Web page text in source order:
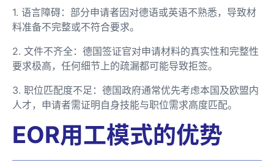
1. 语言障碍：部分申请者因对德语或英语不熟悉，导致材
料准备不完整或不符合要求。
2. 文件不齐全：德国签证官对申请材料的真实性和完整性
要求极高，任何细节上的疏漏都可能导致拒签。
3. 职位匹配度不足：德国政府通常优先考虑本国及欧盟内
人才，申请者需证明自身技能与职位需求高度匹配。
EOR用工模式的优势